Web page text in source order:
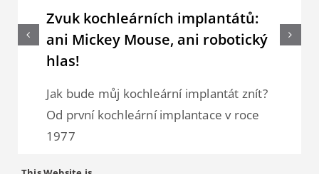
Zvuk kochleárních implantátů:
ani Mickey Mouse, ani robotický
hlas!
Jak bude můj kochleární implantát znít?
Od první kochleární implantace v roce
1977
READ ARTICLE